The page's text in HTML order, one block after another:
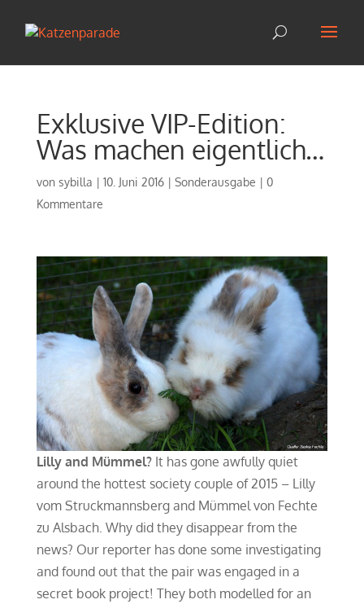
Exklusive VIP-Edition:
Was machen eigentlich…
von sybilla | 10. Juni 2016| Sonderausgabe | 0
Kommentare
Lilly and Mümmel? It has gone awfully quiet
around the hottest society couple of 2015 – Lilly
vom Struckmannsberg and Mümmel von Fechte
zu Alsbach. Why did they disappear from the
news? Our reporter has done some investigating
and found out that the pair was engaged in a
secret book project! They both modelled for an